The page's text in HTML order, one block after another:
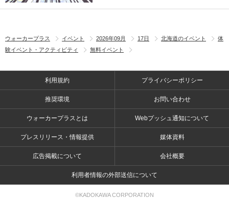
ウォーカープラス イベント 2026年09月 17日 北海道のイベント
体
験イベント・アクティビティ
無料イベント
利用規約 プライバシーポリシー
推奨環境 お問い合わせ
ウォーカープラスとは Webプッシュ通知について
プレスリリース・情報提供 媒体資料
広告掲載について 会社概要
利用者情報の外部送信について
©KADOKAWA CORPORATION